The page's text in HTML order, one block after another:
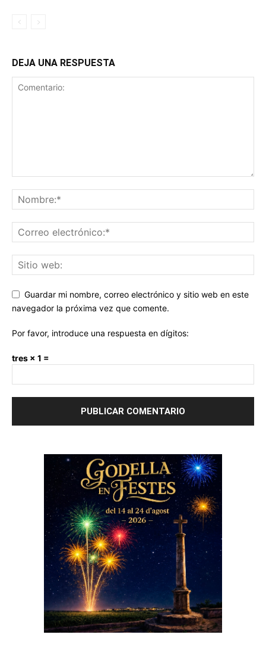
DEJA UNA RESPUESTA
Guardar mi nombre, correo electrónico y sitio web en este
navegador la próxima vez que comente.
Por favor, introduce una respuesta en dígitos:
tres × 1 =